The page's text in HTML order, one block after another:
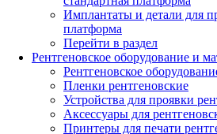
Имплантаты и детали для
платформа
Перейти в раздел
Рентгеновское оборудование и
Рентгеновское
Пленки рентгеновские
Устройства для проявки
Аксессуары для
Принтеры для печати